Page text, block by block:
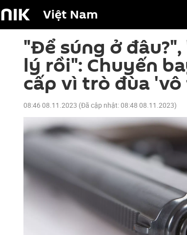
Việt Nam
"Để súng ở
lý rồi": Chuyến
cấp vì trò đùa
08:46 08.11.2023 (Đã cập nhật:08:48 08.11.2023)